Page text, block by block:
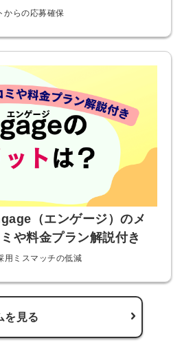
からの応募確保
（エンゲージ）のメ
や料金プラン解説付き
用ミスマッチの低減
を見る